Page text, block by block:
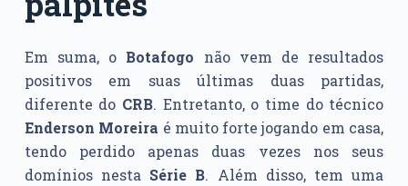
Em suma, o Botafogo não vem de resultados
positivos em suas últimas duas partidas,
diferente do CRB. Entretanto, o time do técnico
Enderson Moreira é muito forte jogando em casa,
tendo perdido apenas duas vezes nos seus
domínios nesta Série B. Além disso, tem uma